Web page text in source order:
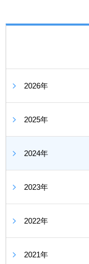
2026年
2025年
2024年
2023年
2022年
2021年